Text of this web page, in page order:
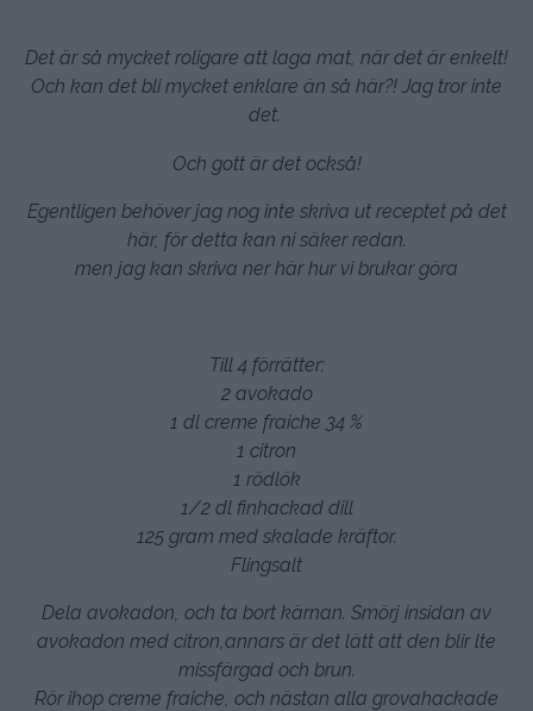
Det är så mycket roligare att laga mat, när det är enkelt!
Och kan det bli mycket enklare än så här?! Jag tror inte
det.
Och gott är det också!
Egentligen behöver jag nog inte skriva ut receptet på det
här, för detta kan ni säker redan.
men jag kan skriva ner här hur vi brukar göra
Till 4 förrätter:
2 avokado
1 dl creme fraiche 34 %
1 citron
1 rödlök
1/2 dl finhackad dill
125 gram med skalade kräftor.
Flingsalt
Dela avokadon, och ta bort kärnan. Smörj insidan av
avokadon med citron,annars är det lätt att den blir lte
missfärgad och brun.
Rör ihop creme fraiche, och nästan alla grovahackade